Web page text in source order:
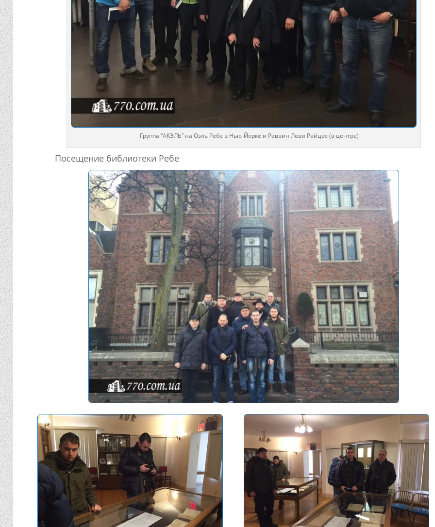
Группа “АКЭЛЬ” на Оэль Ребе в Нью-Йорке и Раввин Леви Райцес (в центре)
Посещение библиотеки Ребе